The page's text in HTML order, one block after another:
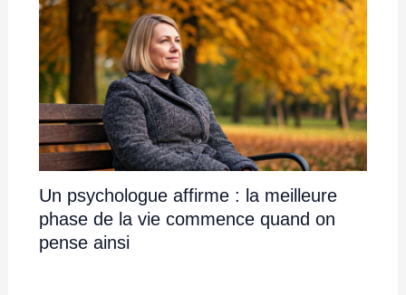
Un psychologue affirme : la meilleure
phase de la vie commence quand on
pense ainsi